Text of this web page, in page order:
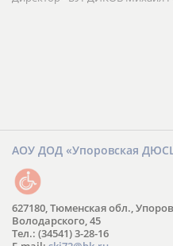
АОУ ДОД «Упоровская
627180, Тюменская обл.,
Володарского, 45
Тел.: (34541) 3-28-16